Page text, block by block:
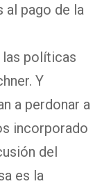
al pago de la
políticas
Y
a perdonar a
incorporado
del
es la